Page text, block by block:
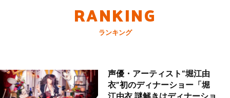
RANKING
ランキング
声優・アーティスト“堀江由
衣”初のディナーショー「堀